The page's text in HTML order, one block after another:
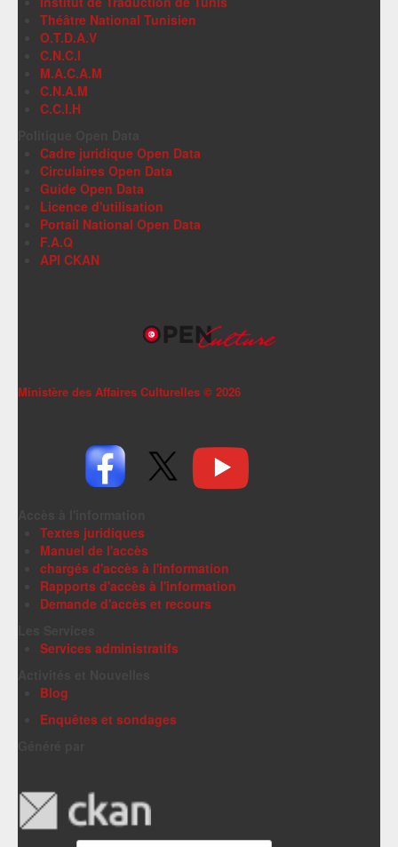
Théâtre National Tunisien
O.T.D.A.V
C.N.C.I
M.A.C.A.M
C.N.A.M
C.C.I.H
Cadre juridique Open Data
Circulaires Open Data
Guide Open Data
Licence d'utilisation
Portail National Open Data
F.A.Q
API CKAN
Ministère des Affaires Culturelles © 2026
Textes juridiques
Manuel de l'accès
chargés d'accès à l'information
Rapports d'accès à l'information
Demande d'accès et recours
Services administratifs
Blog
Enquêtes et sondages